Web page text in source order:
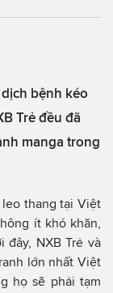
bệnh kéo
Trẻ đều đã
manga trong
thang tại Việt
ít khó khăn,
đây, NXB Trẻ và
lớn nhất Việt
họ sẽ phải tạm